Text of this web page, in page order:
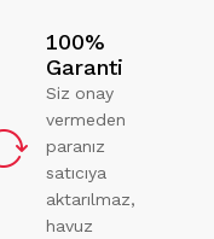
100%
Garanti
Siz onay
vermeden
paranız
satıcıya
aktarılmaz,
havuz